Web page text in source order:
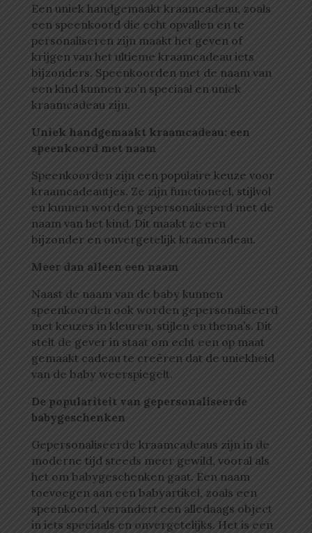
Een uniek handgemaakt kraamcadeau, zoals
een speenkoord die echt opvallen en te
personaliseren zijn maakt het geven of
krijgen van het ultieme kraamcadeau iets
bijzonders. Speenkoorden met de naam van
een kind kunnen zo’n speciaal en uniek
kraamcadeau zijn.
Uniek handgemaakt kraamcadeau: een
speenkoord met naam
Speenkoorden zijn een populaire keuze voor
kraamcadeautjes. Ze zijn functioneel, stijlvol
en kunnen worden gepersonaliseerd met de
naam van het kind. Dit maakt ze een
bijzonder en onvergetelijk kraamcadeau.
Meer dan alleen een naam
Naast de naam van de baby kunnen
speenkoorden ook worden gepersonaliseerd
met keuzes in kleuren, stijlen en thema’s. Dit
stelt de gever in staat om echt een op maat
gemaakt cadeau te creëren dat de uniekheid
van de baby weerspiegelt.
De populariteit van gepersonaliseerde
babygeschenken
Gepersonaliseerde kraamcadeaus zijn in de
moderne tijd steeds meer gewild, vooral als
het om babygeschenken gaat. Een naam
toevoegen aan een babyartikel, zoals een
speenkoord, verandert een alledaags object
in iets speciaals en onvergetelijks. Het is een